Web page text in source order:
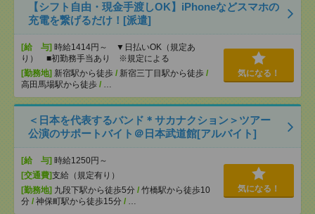
【シフト自由・現金手渡しOK】iPhoneなどスマホの
充電を繋げるだけ！[派遣]
[給 与] 時給1414円～ ▼日払いOK（規定あ
り） ■初勤務手当あり ※規定による
[勤務地] 新宿駅から徒歩 / 新宿三丁目駅から徒歩 /
高田馬場駅から徒歩 / …
気になる！
＜日本を代表するバンド＊サカナクション＞ツアー
公演のサポートバイト＠日本武道館[アルバイト]
[給 与] 時給1250円～
[交通費]支給（規定有り）
[勤務地] 九段下駅から徒歩5分 / 竹橋駅から徒歩10
分 / 神保町駅から徒歩15分 / …
気になる！